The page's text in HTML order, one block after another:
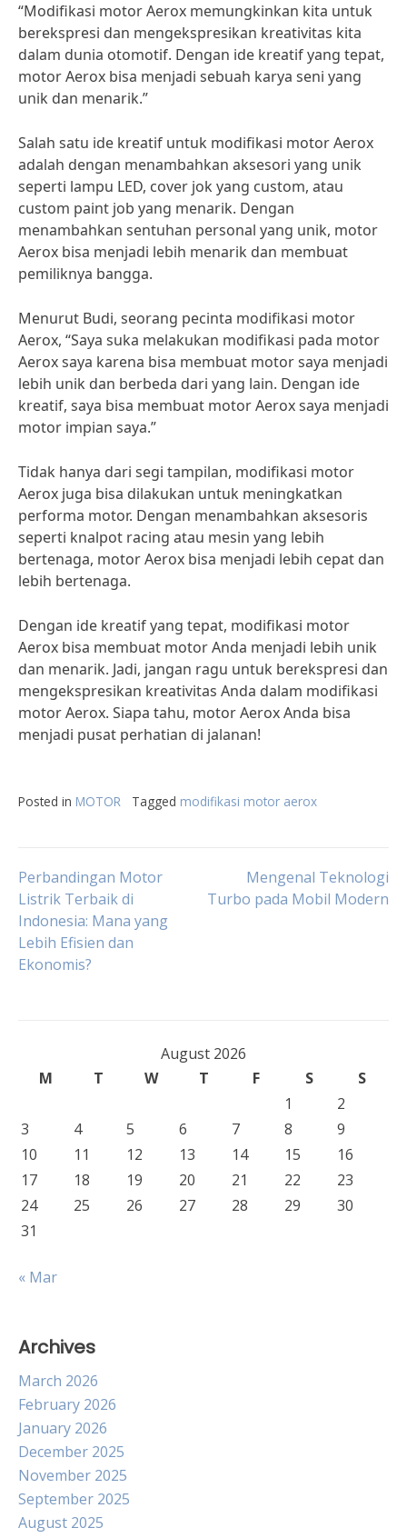
“Modifikasi motor Aerox memungkinkan kita untuk
berekspresi dan mengekspresikan kreativitas kita
dalam dunia otomotif. Dengan ide kreatif yang tepat,
motor Aerox bisa menjadi sebuah karya seni yang
unik dan menarik.”
Salah satu ide kreatif untuk modifikasi motor Aerox
adalah dengan menambahkan aksesori yang unik
seperti lampu LED, cover jok yang custom, atau
custom paint job yang menarik. Dengan
menambahkan sentuhan personal yang unik, motor
Aerox bisa menjadi lebih menarik dan membuat
pemiliknya bangga.
Menurut Budi, seorang pecinta modifikasi motor
Aerox, “Saya suka melakukan modifikasi pada motor
Aerox saya karena bisa membuat motor saya menjadi
lebih unik dan berbeda dari yang lain. Dengan ide
kreatif, saya bisa membuat motor Aerox saya menjadi
motor impian saya.”
Tidak hanya dari segi tampilan, modifikasi motor
Aerox juga bisa dilakukan untuk meningkatkan
performa motor. Dengan menambahkan aksesoris
seperti knalpot racing atau mesin yang lebih
bertenaga, motor Aerox bisa menjadi lebih cepat dan
lebih bertenaga.
Dengan ide kreatif yang tepat, modifikasi motor
Aerox bisa membuat motor Anda menjadi lebih unik
dan menarik. Jadi, jangan ragu untuk berekspresi dan
mengekspresikan kreativitas Anda dalam modifikasi
motor Aerox. Siapa tahu, motor Aerox Anda bisa
menjadi pusat perhatian di jalanan!
Posted in MOTOR Tagged modifikasi motor aerox
Post
navigation
Perbandingan Motor
Listrik Terbaik di
Indonesia: Mana yang
Lebih Efisien dan
Ekonomis?
Mengenal Teknologi
Turbo pada Mobil Modern
August 2026
M
T W T F S
S
1
2
3
4 5 6 7 8
9
10
11 12 13 14 15
16
17
18 19 20 21 22
23
24
25 26 27 28 29
30
31
« Mar
Archives
March 2026
February 2026
January 2026
December 2025
November 2025
September 2025
August 2025